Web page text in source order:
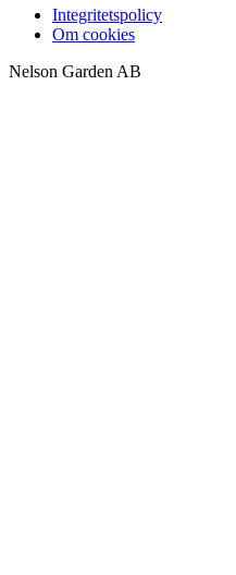
Integritetspolicy
Om cookies
Nelson Garden AB